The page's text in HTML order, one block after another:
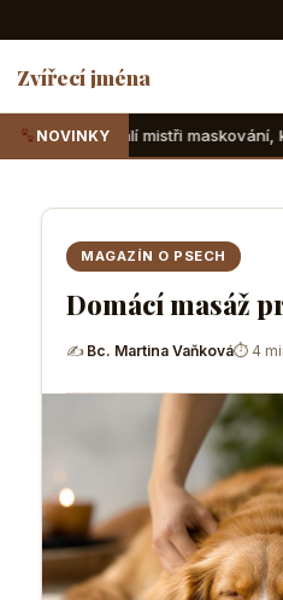
Zvířecí jména
NOVINKY
maskování, které v teráriu sotva
MAGAZÍN O PSECH
Domácí masáž
✍ Bc. Martina Vaňková⏱ 4